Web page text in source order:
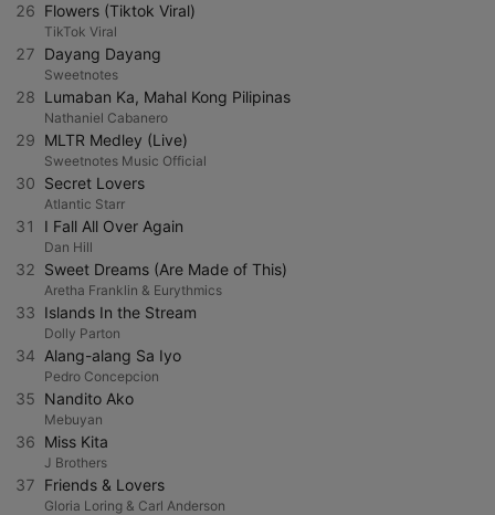
26 Flowers (Tiktok Viral)
TikTok Viral
27 Dayang Dayang
Sweetnotes
28 Lumaban Ka, Mahal Kong Pilipinas
Nathaniel Cabanero
29 MLTR Medley (Live)
Sweetnotes Music Official
30 Secret Lovers
Atlantic Starr
31 I Fall All Over Again
Dan Hill
32 Sweet Dreams (Are Made of This)
Aretha Franklin & Eurythmics
33 Islands In the Stream
Dolly Parton
34 Alang-alang Sa Iyo
Pedro Concepcion
35 Nandito Ako
Mebuyan
36 Miss Kita
J Brothers
37 Friends & Lovers
Gloria Loring & Carl Anderson